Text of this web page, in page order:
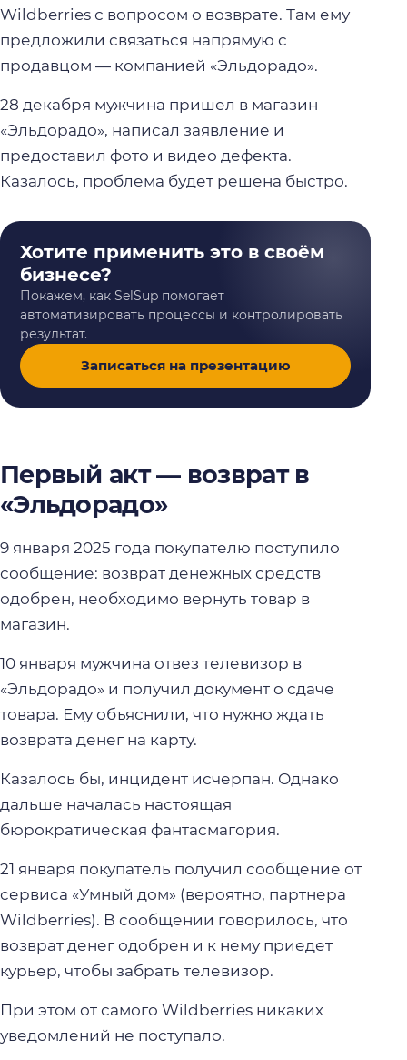
Wildberries с вопросом о возврате. Там ему
предложили связаться напрямую с
продавцом — компанией «Эльдорадо».
28 декабря мужчина пришел в магазин
«Эльдорадо», написал заявление и
предоставил фото и видео дефекта.
Казалось, проблема будет решена быстро.
Хотите применить это в своём
бизнесе?
Покажем, как SelSup помогает
автоматизировать процессы и контролировать
результат.
Записаться на презентацию
Первый акт — возврат в
«Эльдорадо»
9 января 2025 года покупателю поступило
сообщение: возврат денежных средств
одобрен, необходимо вернуть товар в
магазин.
10 января мужчина отвез телевизор в
«Эльдорадо» и получил документ о сдаче
товара. Ему объяснили, что нужно ждать
возврата денег на карту.
Казалось бы, инцидент исчерпан. Однако
дальше началась настоящая
бюрократическая фантасмагория.
21 января покупатель получил сообщение от
сервиса «Умный дом» (вероятно, партнера
Wildberries). В сообщении говорилось, что
возврат денег одобрен и к нему приедет
курьер, чтобы забрать телевизор.
При этом от самого Wildberries никаких
уведомлений не поступало.